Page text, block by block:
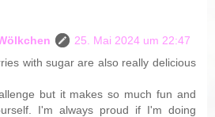
25. Mai 2024 um 22:47
with sugar are also really delicious
but it makes so much fun and
I'm always proud if I'm doing